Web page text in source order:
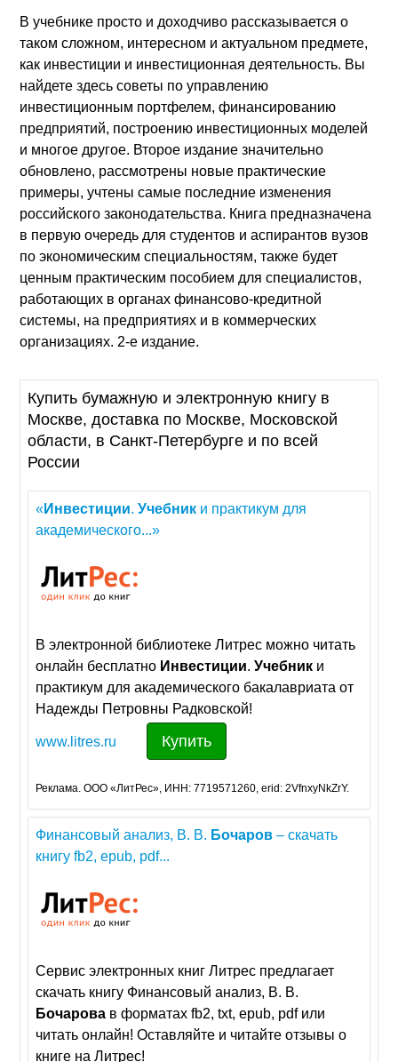
В учебнике просто и доходчиво рассказывается о
таком сложном, интересном и актуальном предмете,
как инвестиции и инвестиционная деятельность. Вы
найдете здесь советы по управлению
инвестиционным портфелем, финансированию
предприятий, построению инвестиционных моделей
и многое другое. Второе издание значительно
обновлено, рассмотрены новые практические
примеры, учтены самые последние изменения
российского законодательства. Книга предназначена
в первую очередь для студентов и аспирантов вузов
по экономическим специальностям, также будет
ценным практическим пособием для специалистов,
работающих в органах финансово-кредитной
системы, на предприятиях и в коммерческих
организациях. 2-е издание.
Купить бумажную и электронную книгу в
Москве, доставка по Москве, Московской
области, в Санкт-Петербурге и по всей
России
«Инвестиции.Учебник и практикум для
академического...»
В электронной библиотеке Литрес можно читать
онлайн бесплатно Инвестиции.Учебник и
практикум для академического бакалавриата от
Надежды Петровны Радковской!
www.litres.ru Купить
Реклама. ООО «ЛитРес», ИНН: 7719571260, erid: 2VfnxyNkZrY.
Финансовый анализ, В. В. Бочаров – скачать
книгу fb2, epub, pdf...
Сервис электронных книг Литрес предлагает
скачать книгу Финансовый анализ, В. В.
Бочарова в форматах fb2, txt, epub, pdf или
читать онлайн! Оставляйте и читайте отзывы о
книге на Литрес!